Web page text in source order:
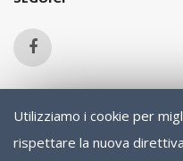
Utilizziamo i cookie per
rispettare la nuova